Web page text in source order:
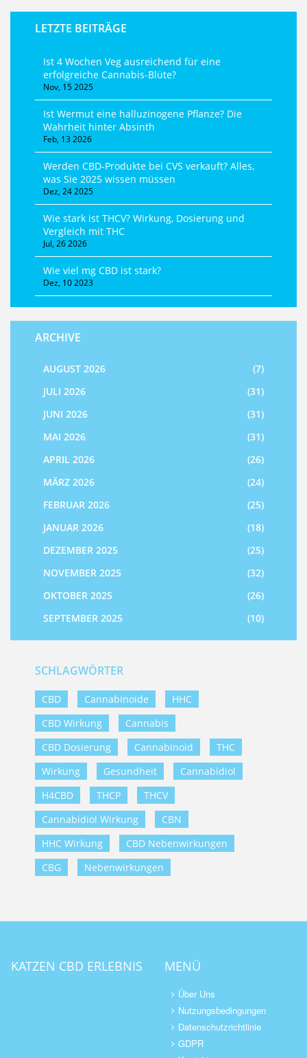
LETZTE BEITRÄGE
Ist 4 Wochen Veg ausreichend für eine
erfolgreiche Cannabis-Blüte?
Nov, 15 2025
Ist Wermut eine halluzinogene Pflanze? Die
Wahrheit hinter Absinth
Feb, 13 2026
Werden CBD-Produkte bei CVS verkauft? Alles,
was Sie 2025 wissen müssen
Dez, 24 2025
Wie stark ist THCV? Wirkung, Dosierung und
Vergleich mit THC
Jul, 26 2026
Wie viel mg CBD ist stark?
Dez, 10 2023
ARCHIVE
AUGUST 2026
(7)
JULI 2026
(31)
JUNI 2026
(31)
MAI 2026
(31)
APRIL 2026
(26)
MÄRZ 2026
(24)
FEBRUAR 2026
(25)
JANUAR 2026
(18)
DEZEMBER 2025
(25)
NOVEMBER 2025
(32)
OKTOBER 2025
(26)
SEPTEMBER 2025
(10)
SCHLAGWÖRTER
CBD Cannabinoide
HHC
CBD Wirkung
Cannabis
CBD Dosierung
Cannabinoid
THC
Wirkung
Gesundheit
Cannabidiol
H4CBD
THCP
THCV
Cannabidiol Wirkung
CBN
HHC Wirkung
CBD Nebenwirkungen
CBG
Nebenwirkungen
KATZEN CBD ERLEBNIS MENÜ
Über Uns
Nutzungsbedingungen
Datenschutzrichtlinie
GDPR